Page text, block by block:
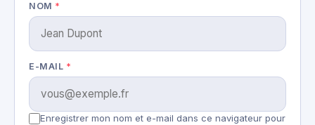
NOM *
E-MAIL *
Enregistrer mon nom et e-mail dans ce navigateur pour